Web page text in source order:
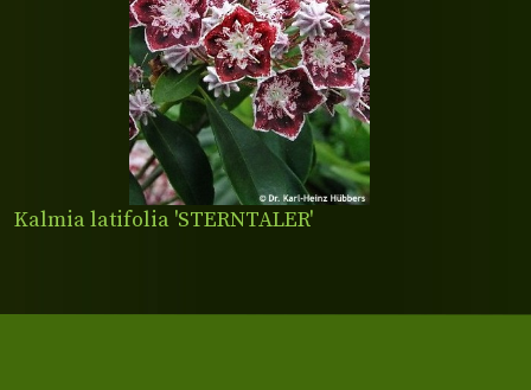
Kalmia latifolia 'STERNTALER'